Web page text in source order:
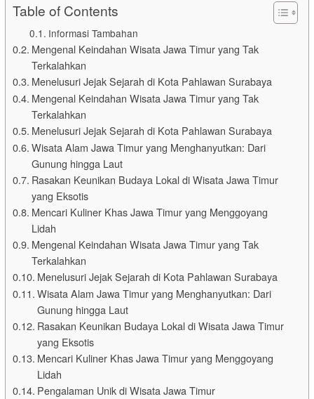
Table of Contents
Informasi Tambahan
Mengenal Keindahan Wisata Jawa Timur yang Tak
Terkalahkan
Menelusuri Jejak Sejarah di Kota Pahlawan Surabaya
Mengenal Keindahan Wisata Jawa Timur yang Tak
Terkalahkan
Menelusuri Jejak Sejarah di Kota Pahlawan Surabaya
Wisata Alam Jawa Timur yang Menghanyutkan: Dari
Gunung hingga Laut
Rasakan Keunikan Budaya Lokal di Wisata Jawa Timur
yang Eksotis
Mencari Kuliner Khas Jawa Timur yang Menggoyang
Lidah
Mengenal Keindahan Wisata Jawa Timur yang Tak
Terkalahkan
Menelusuri Jejak Sejarah di Kota Pahlawan Surabaya
Wisata Alam Jawa Timur yang Menghanyutkan: Dari
Gunung hingga Laut
Rasakan Keunikan Budaya Lokal di Wisata Jawa Timur
yang Eksotis
Mencari Kuliner Khas Jawa Timur yang Menggoyang
Lidah
Pengalaman Unik di Wisata Jawa Timur